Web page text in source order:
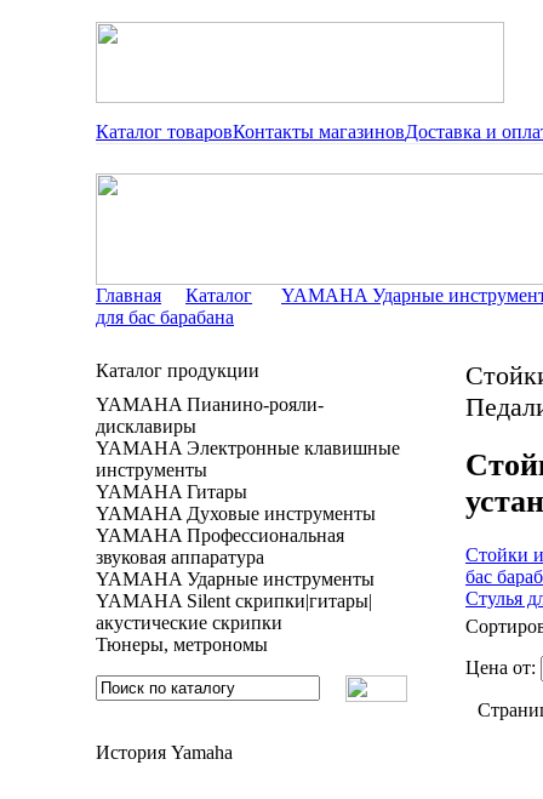
Каталог товаровКонтакты магазиновДоставка и
Главная Каталог
YAMAHA Ударные
для бас барабана
Каталог продукции
YAMAHA Пианино-рояли-
дисклавиры
YAMAHA Электронные клавишные
инструменты
YAMAHA Гитары
YAMAHA Духовые инструменты
YAMAHA Профессиональная
звуковая аппаратура
YAMAHA Ударные инструменты
YAMAHA Silent скрипки|гитары|
акустические скрипки
Тюнеры, метрономы
История Yamaha
Стойки
бас
Стулья
Цена от: